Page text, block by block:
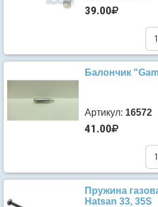
39.00
Балончик
Артикул: 16572
41.00
Пружина
Hatsan 33, 35S